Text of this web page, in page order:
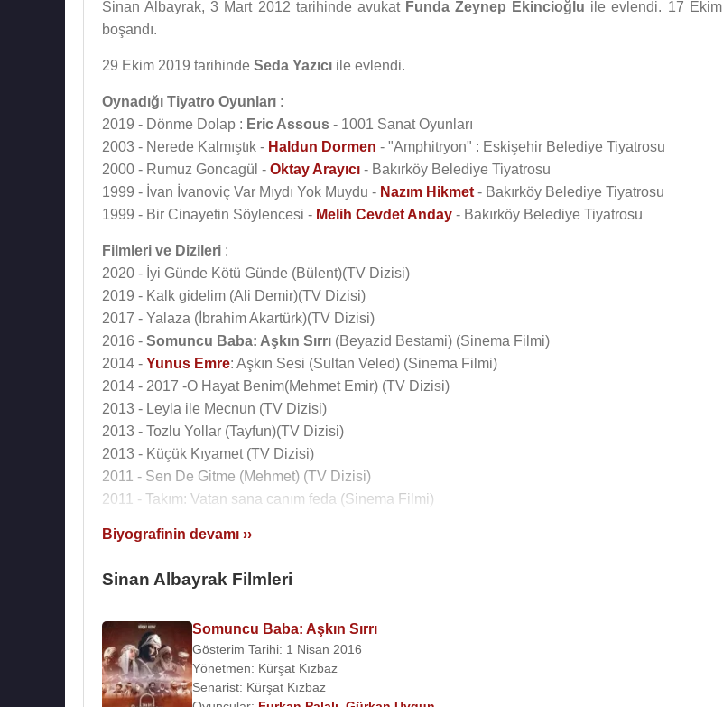
Sinan Albayrak, 3 Mart 2012 tarihinde avukat Funda Zeynep Ekincioğlu ile evlendi. 17 Ekim
boşandı.
29 Ekim 2019 tarihinde Seda Yazıcı ile evlendi.
Oynadığı Tiyatro Oyunları :
2019 - Dönme Dolap : Eric Assous - 1001 Sanat Oyunları
2003 - Nerede Kalmıştık - Haldun Dormen - "Amphitryon" : Eskişehir Belediye Tiyatrosu
2000 - Rumuz Goncagül - Oktay Arayıcı - Bakırköy Belediye Tiyatrosu
1999 - İvan İvanoviç Var Mıydı Yok Muydu - Nazım Hikmet - Bakırköy Belediye Tiyatrosu
1999 - Bir Cinayetin Söylencesi - Melih Cevdet Anday - Bakırköy Belediye Tiyatrosu
Filmleri ve Dizileri :
2020 - İyi Günde Kötü Günde (Bülent)(TV Dizisi)
2019 - Kalk gidelim (Ali Demir)(TV Dizisi)
2017 - Yalaza (İbrahim Akartürk)(TV Dizisi)
2016 - Somuncu Baba: Aşkın Sırrı (Beyazid Bestami) (Sinema Filmi)
2014 - Yunus Emre: Aşkın Sesi (Sultan Veled) (Sinema Filmi)
2014 - 2017 -O Hayat Benim(Mehmet Emir) (TV Dizisi)
2013 - Leyla ile Mecnun (TV Dizisi)
2013 - Tozlu Yollar (Tayfun)(TV Dizisi)
2013 - Küçük Kıyamet (TV Dizisi)
2011 - Sen De Gitme (Mehmet) (TV Dizisi)
2011 - Takım: Vatan sana canım feda (Sinema Filmi)
2010 - Eşrefpaşalılar (Hoca) (Sinema Filmi)
2007 - Zeynep'in Sekiz Günü (Barmen) (Sinema Filmi)
2007 - 2008 - Parmaklıklar Ardında (Tarık İnan) (TV Dizisi)
2007 - Kilit (Sinema Filmi)
2007 - Bayrampaşa: Ben Fazla Kalmayacağım (Konuk Oyuncu ) (Sinema Filmi)
2006 - Çinliler Geliyor (Yuppie) (Sinema Filmi)
Biyografinin devamı ››
Sinan Albayrak Filmleri
Somuncu Baba: Aşkın Sırrı
Gösterim Tarihi: 1 Nisan 2016
Yönetmen: Kürşat Kızbaz
Senarist: Kürşat Kızbaz